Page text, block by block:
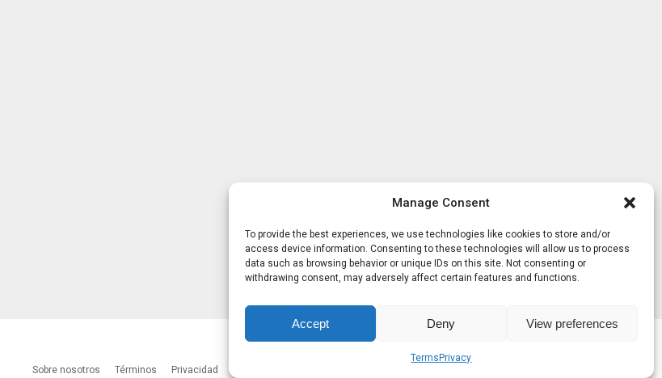
Manage Consent
To provide the best experiences, we use technologies like cookies to store and/or
access device information. Consenting to these technologies will allow us to process
data such as browsing behavior or unique IDs on this site. Not consenting or
withdrawing consent, may adversely affect certain features and functions.
Accept Deny View preferences
Terms Privacy
Sobre nosotros Términos Privacidad